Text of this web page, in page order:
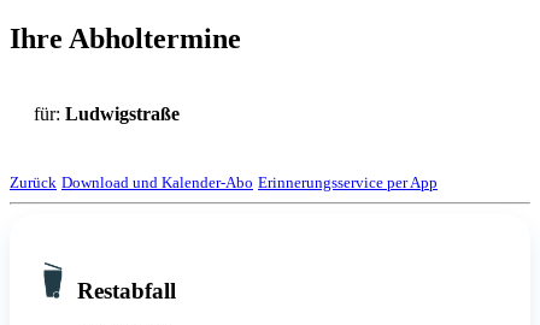
Ihre Abholtermine
für: Ludwigstraße
Zurück Download und Kalender-Abo Erinnerungsservice per App
Restabfall